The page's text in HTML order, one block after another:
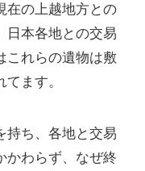
在の上越地方との
日本各地との交易
これらの遺物は敷
ます。
持ち、各地と交易
かわらず、なぜ終